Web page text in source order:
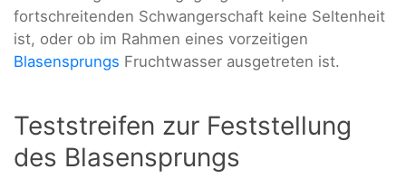
fortschreitenden Schwangerschaft keine Seltenheit
ist, oder ob im Rahmen eines vorzeitigen
Blasensprungs Fruchtwasser ausgetreten ist.
Teststreifen zur Feststellung
des Blasensprungs